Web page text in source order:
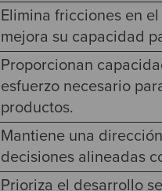
Elimina fricciones en
mejora su capacidad
Proporcionan
esfuerzo necesario
productos.
Mantiene una
decisiones alineadas
Prioriza el desarrollo